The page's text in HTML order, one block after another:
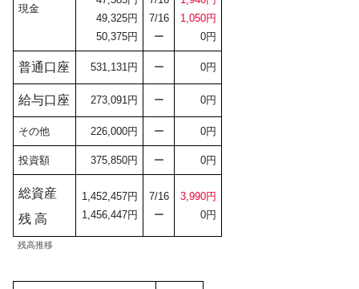
現金
49,325円
50,375円
7/16
ー
1,050円
0円
普通口座 531,131円 ー 0円
給与口座 273,091円 ー 0円
その他 226,000円 ー 0円
投資額 375,850円 ー 0円
総資産
残 高
1,452,457円
1,456,447円
7/16
ー
3,990円
0円
残高推移